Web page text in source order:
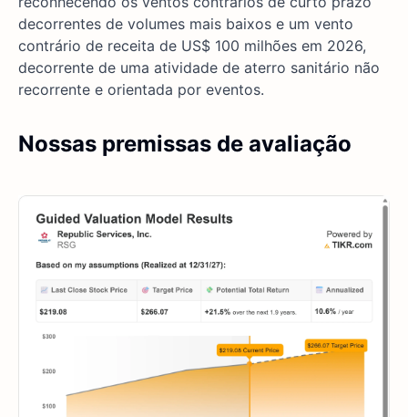
decorrentes de volumes mais baixos e um vento
contrário de receita de US$ 100 milhões em 2026,
decorrente de uma atividade de aterro sanitário não
recorrente e orientada por eventos.
Nossas premissas de avaliação